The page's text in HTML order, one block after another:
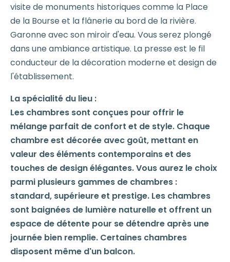
visite de monuments historiques comme la Place
de la Bourse et la flânerie au bord de la rivière.
Garonne avec son miroir d'eau. Vous serez plongé
dans une ambiance artistique. La presse est le fil
conducteur de la décoration moderne et design de
l'établissement.
La spécialité du lieu :
Les chambres sont conçues pour offrir le
mélange parfait de confort et de style. Chaque
chambre est décorée avec goût, mettant en
valeur des éléments contemporains et des
touches de design élégantes. Vous aurez le choix
parmi plusieurs gammes de chambres :
standard, supérieure et prestige. Les chambres
sont baignées de lumière naturelle et offrent un
espace de détente pour se détendre après une
journée bien remplie. Certaines chambres
disposent même d'un balcon.